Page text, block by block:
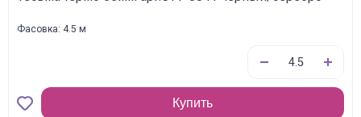
Фасовка: 4.5 м
Купить